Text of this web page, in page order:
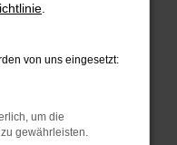
Beispiel deine
Seiten
Seite in einem
von uns eingesetzt:
um die
gewährleisten.